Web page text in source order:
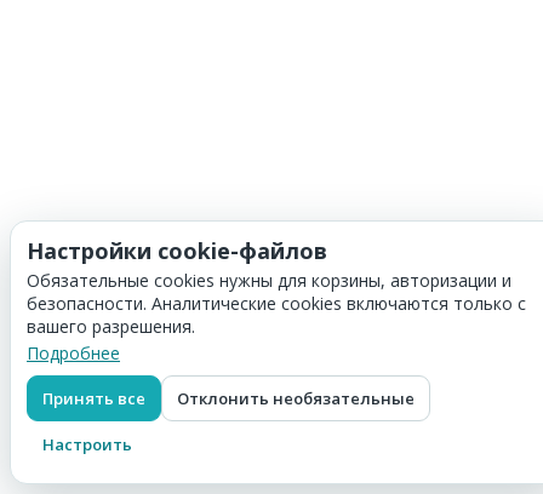
Настройки cookie-файлов
Обязательные cookies нужны для корзины, авторизации и
безопасности. Аналитические cookies включаются только с
вашего разрешения.
Подробнее
Принять все Отклонить необязательные
Настроить